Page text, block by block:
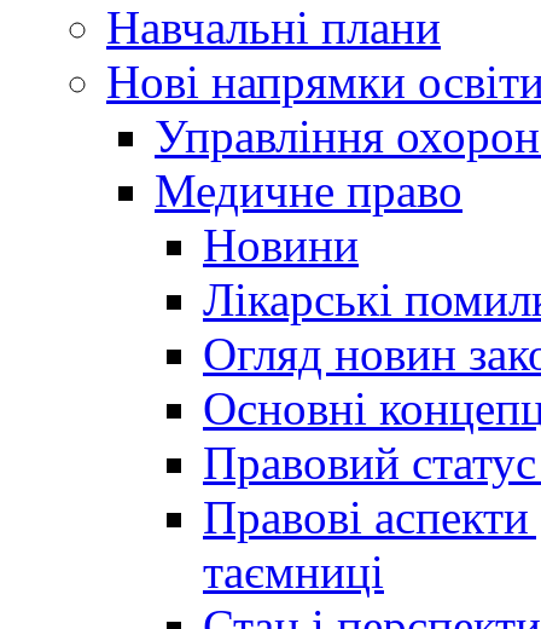
Навчальні плани
Нові напрямки
Управління
Медичне право
Новини
Лікарські
Огляд новин
Основні
Правовий
Правові
таємниці